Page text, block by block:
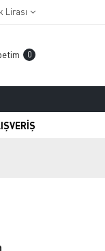
Lirası
0